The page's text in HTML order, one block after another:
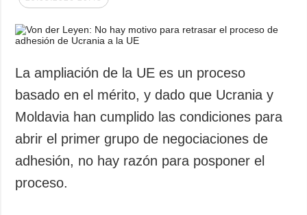
La ampliación de la UE es un proceso
basado en el mérito, y dado que Ucrania y
Moldavia han cumplido las condiciones para
abrir el primer grupo de negociaciones de
adhesión, no hay razón para posponer el
proceso.